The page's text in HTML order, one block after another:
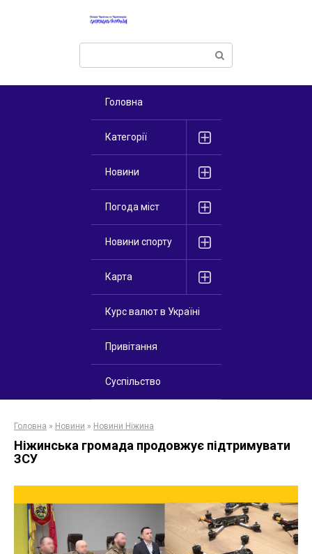
Поиск:
Головна
Категорії
Новини
Погода міст
Новини спорту
Карта
Курс валют в Україні
Привітання
Суспільство
Головна » Новини » Новини Ніжина
Ніжинська громада продовжує підтримувати
ЗСУ